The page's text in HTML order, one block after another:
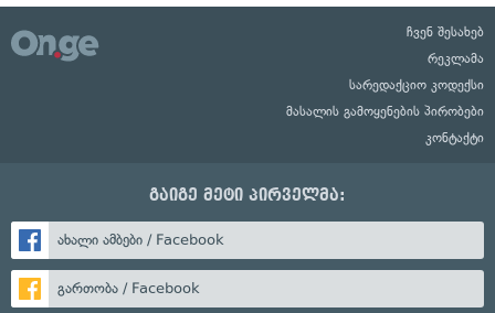
ჩვენ შესახებ
რეკლამა
სარედაქციო კოდექსი
მასალის გამოყენების პირობები
კონტაქტი
გაიგე მეტი პირველმა:
ახალი ამბები / Facebook
გართობა / Facebook